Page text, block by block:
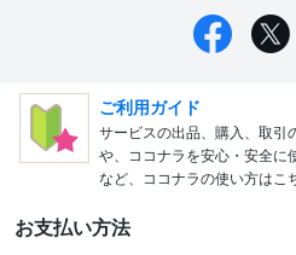
ご利用ガイド
サービスの出品、購入、取引
や、ココナラを安心・安全に
など、ココナラの使い方はこ
お支払い方法